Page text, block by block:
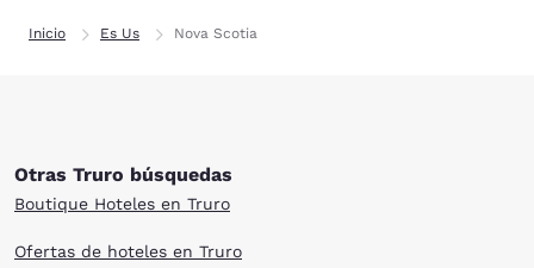
Inicio Es Us Nova Scotia
Otras Truro búsquedas
Boutique Hoteles en Truro
Ofertas de hoteles en Truro